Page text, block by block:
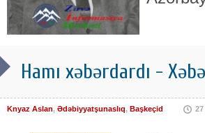
Hamı xəbərdardı -
Knyaz Aslan, Ədəbiyyatşunaslıq, Başkeçid